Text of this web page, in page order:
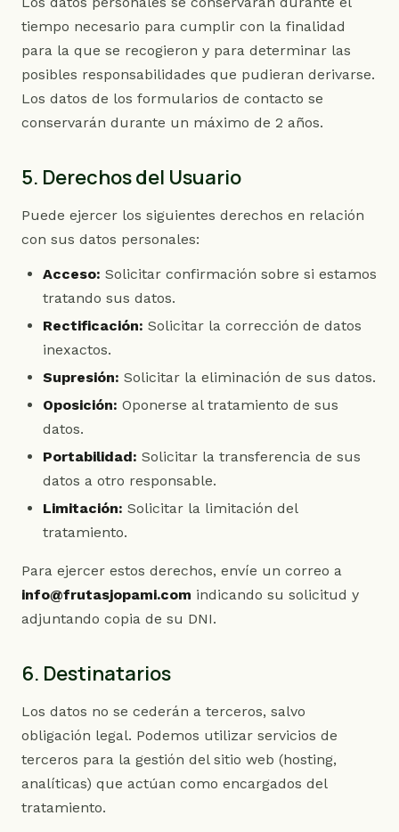
tiempo necesario para cumplir con la finalidad
para la que se recogieron y para determinar las
posibles responsabilidades que pudieran derivarse.
Los datos de los formularios de contacto se
conservarán durante un máximo de 2 años.
5. Derechos del Usuario
Puede ejercer los siguientes derechos en relación
con sus datos personales:
Acceso: Solicitar confirmación sobre si estamos
tratando sus datos.
Rectificación: Solicitar la corrección de datos
inexactos.
Supresión: Solicitar la eliminación de sus datos.
Oposición: Oponerse al tratamiento de sus
datos.
Portabilidad: Solicitar la transferencia de sus
datos a otro responsable.
Limitación: Solicitar la limitación del
tratamiento.
Para ejercer estos derechos, envíe un correo a
info@frutasjopami.com indicando su solicitud y
adjuntando copia de su DNI.
6. Destinatarios
Los datos no se cederán a terceros, salvo
obligación legal. Podemos utilizar servicios de
terceros para la gestión del sitio web (hosting,
analíticas) que actúan como encargados del
tratamiento.